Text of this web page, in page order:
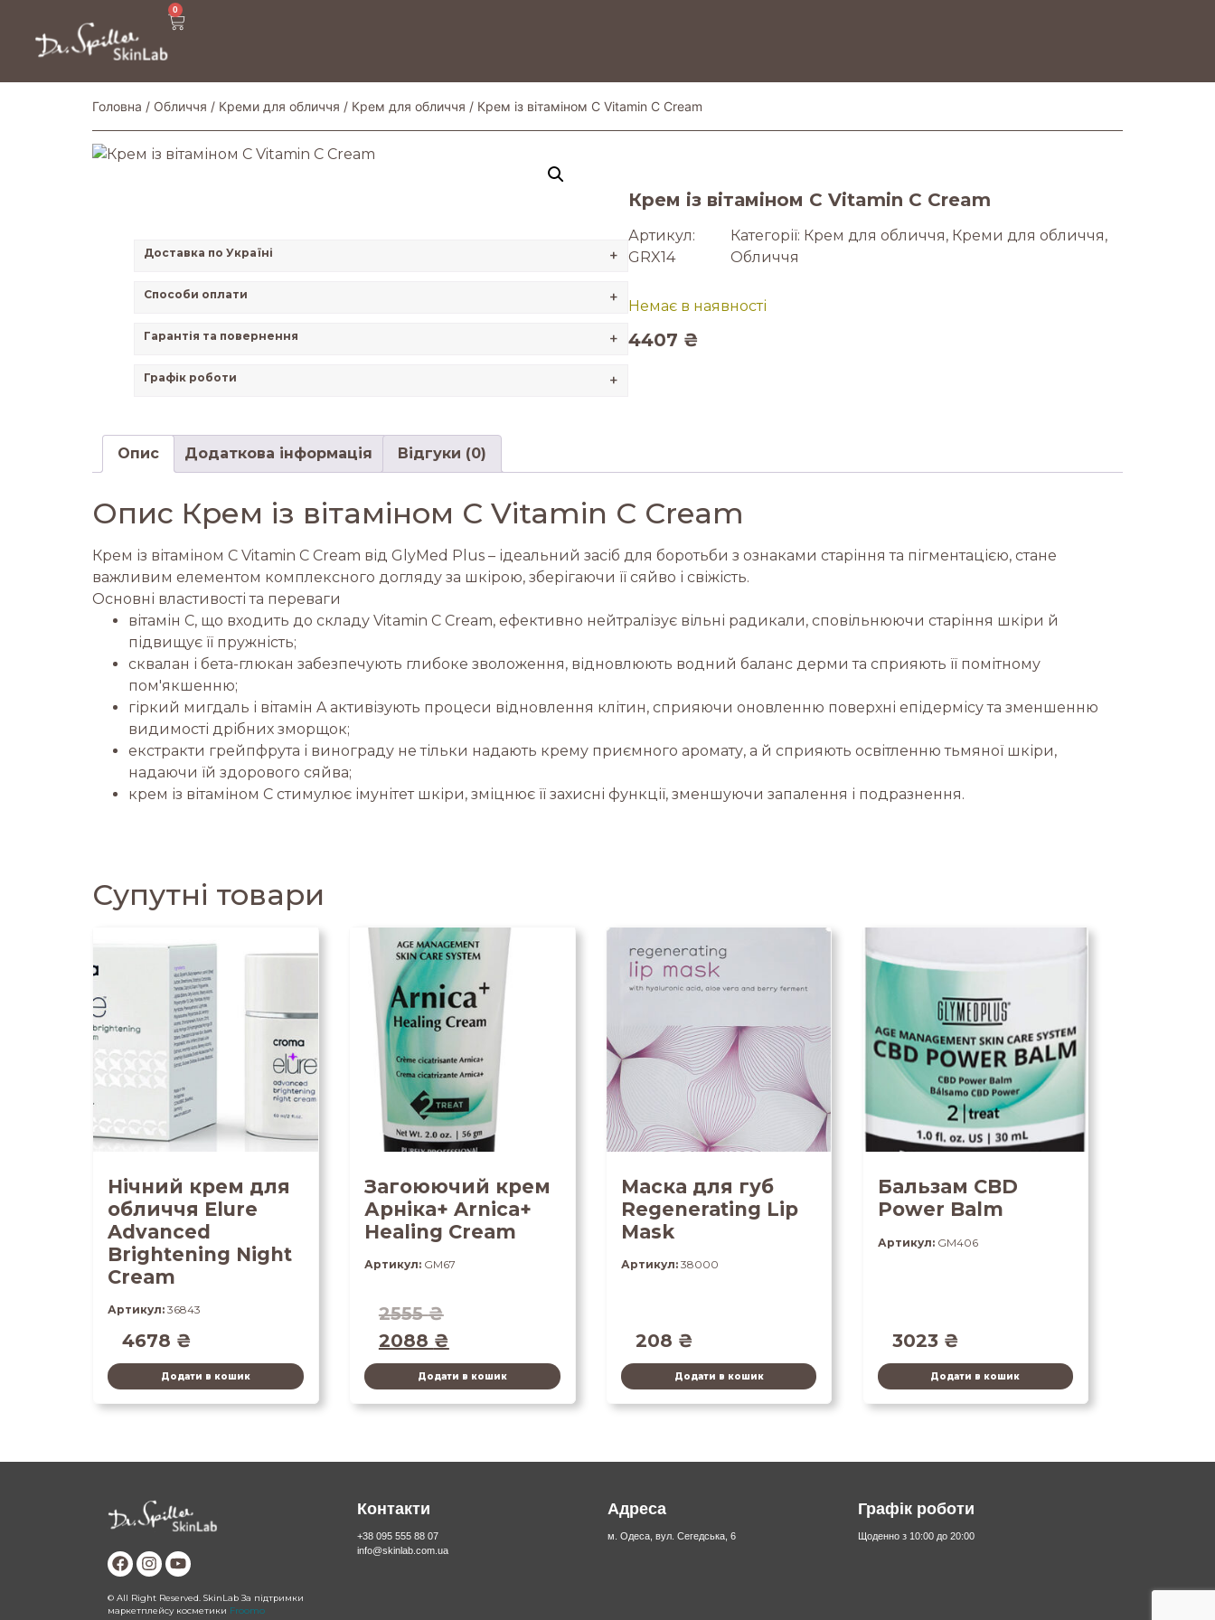
0
Головна / Обличчя / Креми для обличчя / Крем для обличчя / Крем із вітаміном С Vitamin C Cream
Крем із вітаміном С Vitamin C Cream
4407 ₴
Немає в наявності
Артикул:
GRX14
Категорії: Крем для обличчя, Креми для обличчя,
Обличчя
Доставка по Україні +
Способи оплати +
Гарантія та повернення +
Графік роботи +
Опис Додаткова інформація Відгуки (0)
Опис Крем із вітаміном С Vitamin C Cream
Крем із вітаміном С Vitamin C Cream від GlyMed Plus – ідеальний засіб для боротьби з ознаками старіння та пігментацією, стане
важливим елементом комплексного догляду за шкірою, зберігаючи її сяйво і свіжість.
Основні властивості та переваги
вітамін C, що входить до складу Vitamin C Cream, ефективно нейтралізує вільні радикали, сповільнюючи старіння шкіри й
підвищує її пружність;
сквалан і бета-глюкан забезпечують глибоке зволоження, відновлюють водний баланс дерми та сприяють її помітному
пом'якшенню;
гіркий мигдаль і вітамін A активізують процеси відновлення клітин, сприяючи оновленню поверхні епідермісу та зменшенню
видимості дрібних зморщок;
екстракти грейпфрута і винограду не тільки надають крему приємного аромату, а й сприяють освітленню тьмяної шкіри,
надаючи їй здорового сяйва;
крем із вітаміном С стимулює імунітет шкіри, зміцнює її захисні функції, зменшуючи запалення і подразнення.
Супутні товари
Нічний крем для
обличчя Elure
Advanced
Brightening Night
Cream
Артикул: 36843
4678 ₴
Додати в кошик
Загоюючий крем
Арніка+ Arnica+
Healing Cream
Артикул:GM67
2555₴
2088 ₴
Додати в кошик
Маска для губ
Regenerating Lip
Mask
Артикул:38000
208 ₴
Додати в кошик
Бальзам CBD
Power Balm
Артикул:GM406
3023 ₴
Додати в кошик
© All Right Reserved. SkinLab За підтримки
маркетплейсу косметики Froomo
Контакти
+38 095 555 88 07
info@skinlab.com.ua
Адреса
м. Одеса, вул. Сегедська, 6
Графік роботи
Щоденно з 10:00 до 20:00